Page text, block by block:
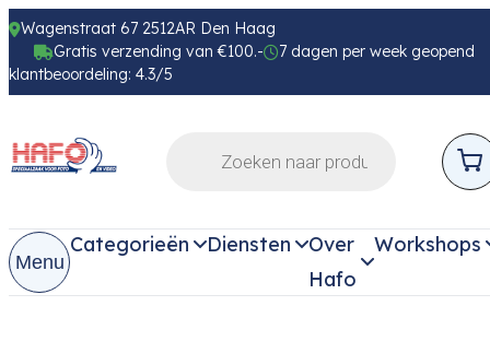
Wagenstraat 67 2512AR Den Haag
Gratis verzending van €100.-
7 dagen per week geopend
klantbeoordeling: 4.3/5
Menu
Categorieën Diensten
Over
Hafo
Workshops